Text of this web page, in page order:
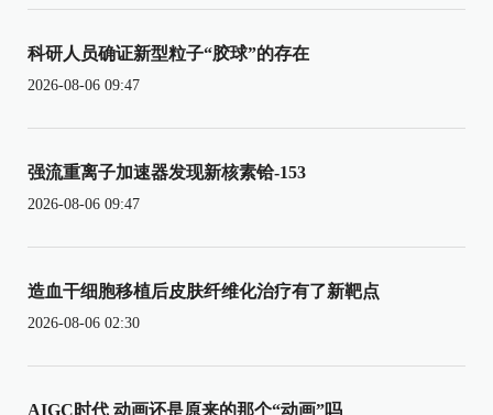
科研人员确证新型粒子“胶球”的存在
2026-08-06 09:47
强流重离子加速器发现新核素铪-153
2026-08-06 09:47
造血干细胞移植后皮肤纤维化治疗有了新靶点
2026-08-06 02:30
AIGC时代 动画还是原来的那个“动画”吗